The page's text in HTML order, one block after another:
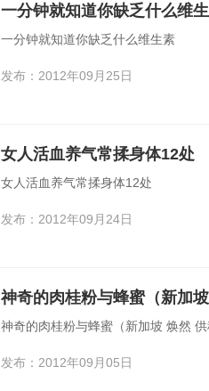
一分钟就知道你缺乏什么维
一分钟就知道你缺乏什么维生素
发布：2012年09月25日
女人活血养气常揉身体12处
女人活血养气常揉身体12处
发布：2012年09月24日
神奇的肉桂粉与蜂蜜（新加
神奇的肉桂粉与蜂蜜（新加坡 焕然
发布：2012年09月05日